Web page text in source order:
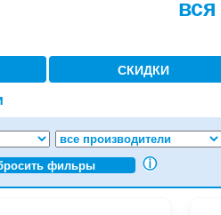
СКИДКИ
фильры ⓘ